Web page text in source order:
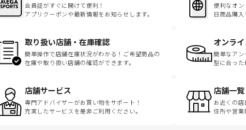
会員証がすぐに開けて便利！
アプリクーポンや最新情報をお知らせします。
便利なオン
日商品購入
取り扱い店舗・在庫確認
簡単操作で店舗在庫状況がわかる！ご希望商品の
在庫や取り扱い店舗の確認ができます。
オンラ
簡単なア
型に合った
店舗サービス
専門アドバイザーがお買い物をサポート！
充実したサービスを是非ご利用ください。
店舗一覧
お近くの店
住所や営業